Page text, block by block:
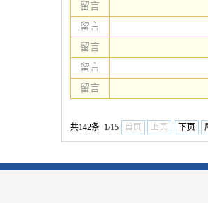
留言
留言
留言
留言
留言
共142条 1/15 首页 上页 下页